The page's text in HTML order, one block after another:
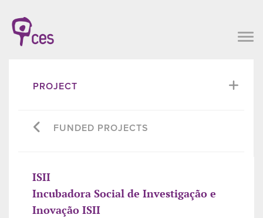
PROJECT
FUNDED PROJECTS
ISII
Incubadora Social de Investigação e
Inovação ISII